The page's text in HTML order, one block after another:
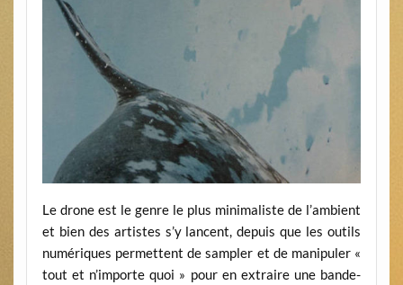
Le drone est le genre le plus minimaliste de l’ambient
et bien des artistes s’y lancent, depuis que les outils
numériques permettent de sampler et de manipuler «
tout et n’importe quoi » pour en extraire une bande-